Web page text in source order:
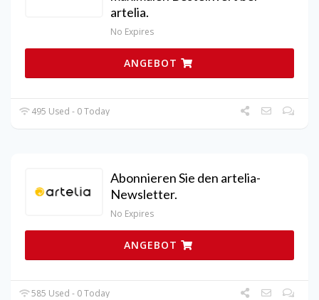
artelia.
No Expires
ANGEBOT
495 Used - 0 Today
Abonnieren Sie den artelia-
Newsletter.
No Expires
ANGEBOT
585 Used - 0 Today